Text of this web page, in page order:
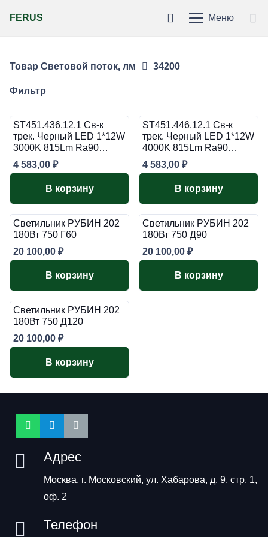
FERUS Меню
Товар Световой поток, лм 34200
Фильтр
ST451.436.12.1 Св-к
трек. Черный LED 1*12W
3000K 815Lm Ra90…
4 583,00 ₽
В корзину
ST451.446.12.1 Св-к
трек. Черный LED 1*12W
4000K 815Lm Ra90…
4 583,00 ₽
В корзину
Светильник РУБИН 202
180Вт 750 Г60
20 100,00 ₽
В корзину
Светильник РУБИН 202
180Вт 750 Д90
20 100,00 ₽
В корзину
Светильник РУБИН 202
180Вт 750 Д120
20 100,00 ₽
В корзину
Адрес
Москва, г. Московский, ул. Хабарова, д. 9, стр. 1,
оф. 2
Телефон